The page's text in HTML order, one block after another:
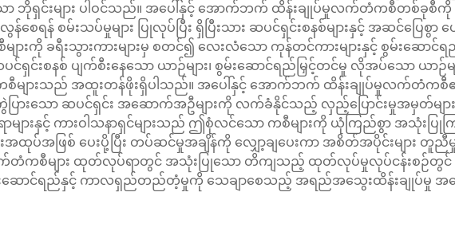
ော ဘိုရှင်းများ ပါဝင်သည်။ အပေါ်နှင့် အောက်ဘက် ထိန်းချုပ်မှုလက်တံကစီတစ်ခု
ေရန် စမ်းသပ်မှုများ ပြုလုပ်ပြီး ရှိပြီးသား ဆပင်ရှင်းစနစ်များနှင့် အဆင်ပြေစွာ
ခရီးသွားကားများမှ စတင်၍ လေးလံသော ကုန်တင်ကားများနှင့် စွမ်းဆောင်ရ
ရှင်းစနစ် ပျက်စီးနေသော ယာဉ်များ၊ စွမ်းဆောင်ရည်မြှင့်တင်မှု လိုအပ်သော ယာဉ်
စီများသည် အထူးတန်ဖိုးရှိပါသည်။ အပေါ်နှင့် အောက်ဘက် ထိန်းချုပ်မှုလက်တံက
ြားသော ဆပင်ရှင်း အဆောက်အဦများကို လက်ခံနိုင်သည့် လှည့်ပြောင်းမှုအမှတ်မျာ
ာများနှင့် ကားဝါသနာရှင်များသည် ဤစုံလင်သော ကစီများကို ယုံကြည်စွာ အသုံ
အဖြစ် ပေးပို့ပြီး တပ်ဆင်မှုအချိန်ကို လျှော့ချပေးကာ အစိတ်အပိုင်းများ တူညီမှု
ကစီများ ထုတ်လုပ်ရာတွင် အသုံးပြုသော တိကျသည့် ထုတ်လုပ်မှုလုပ်ငန်းစဉ်တွင် ကွန်ပ
ဆောင်ရည်နှင့် ကာလရှည်တည်တံ့မှုကို သေချာစေသည့် အရည်အသွေးထိန်းချုပ်မှု အရေ